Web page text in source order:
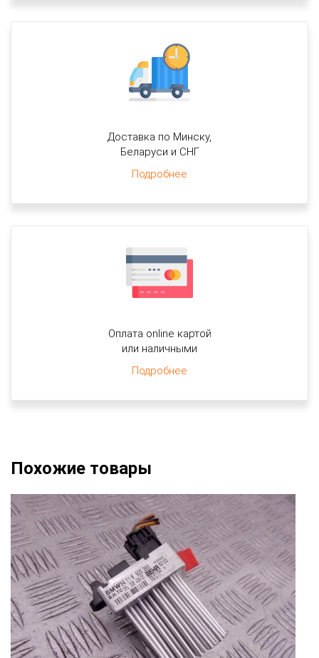
Доставка по Минску,
Беларуси и СНГ
Подробнее
Оплата online картой
или наличными
Подробнее
Похожие товары